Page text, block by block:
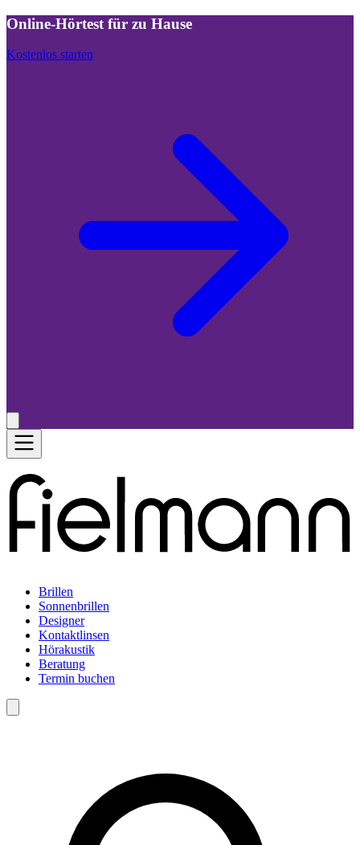
Online-Hörtest für zu Hause
Kostenlos starten
Brillen
Sonnenbrillen
Designer
Kontaktlinsen
Hörakustik
Beratung
Termin buchen